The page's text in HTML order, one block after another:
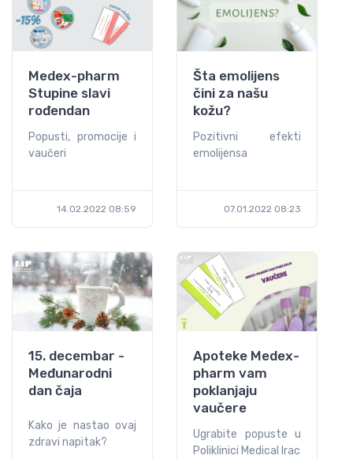
Medex-pharm
Stupine slavi
rođendan
Popusti, promocije i
vaučeri
14.02.2022 08:59
Šta emolijens
čini za našu
kožu?
Pozitivni efekti
emolijensa
07.01.2022 08:23
15. decembar -
Međunarodni
dan čaja
Kako je nastao ovaj
zdravi napitak?
Apoteke Medex-
pharm vam
poklanjaju
vaučere
Ugrabite popuste u
Poliklinici Medical Irac